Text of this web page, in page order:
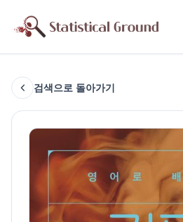
검색으로 돌아가기